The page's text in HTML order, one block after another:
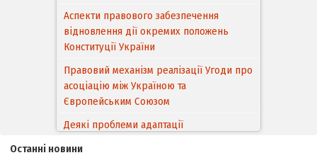
Аспекти правового забезпечення
відновлення дії окремих положень
Конституції України
Правовий механізм реалізації Угоди про
асоціацію між Україною та
Європейським Cоюзом
Деякі проблеми адаптації
походження товарів відповідно до
Останні новини